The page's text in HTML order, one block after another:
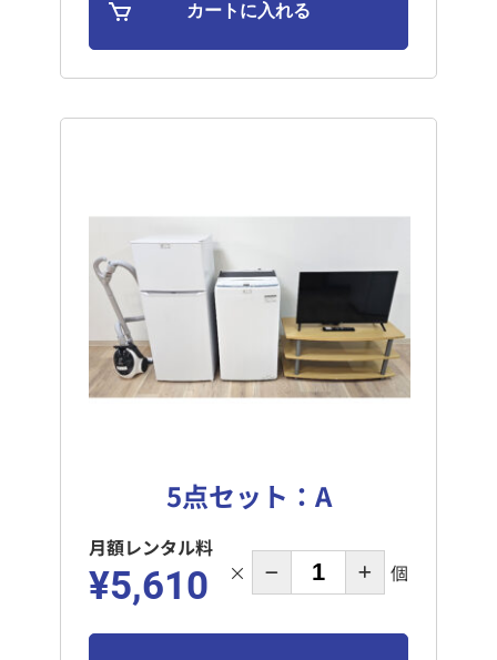
5点セット：A
月額レンタル料
¥5,610 × 個